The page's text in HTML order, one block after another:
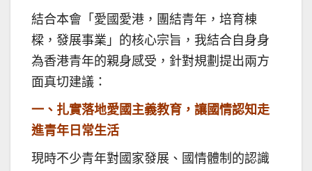
結合本會「愛國愛港，團結青年，培育棟
樑，發展事業」的核心宗旨，我結合自身身
為香港青年的親身感受，針對規劃提出兩方
面真切建議：
一、扎實落地愛國主義教育，讓國情認知走
進青年日常生活
現時不少青年對國家發展、國情體制的認識